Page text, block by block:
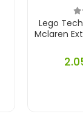
Lego
Mclaren